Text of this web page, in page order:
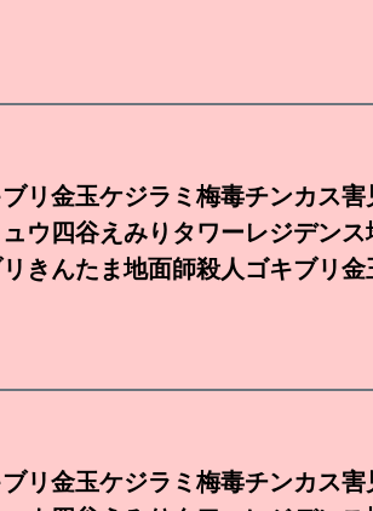
リ金玉ケジラミ梅毒チンカス
ウ四谷えみりタワーレジデン
きんたま地面師殺人ゴキブリ
リ金玉ケジラミ梅毒チンカス